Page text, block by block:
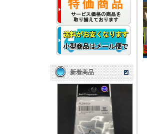
新着商品